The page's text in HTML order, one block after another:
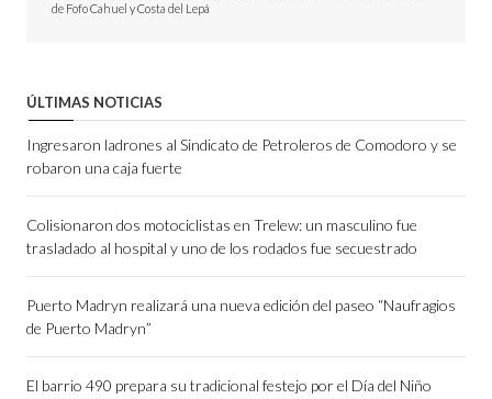
de Fofo Cahuel y Costa del Lepá
ÚLTIMAS NOTICIAS
Ingresaron ladrones al Sindicato de Petroleros de Comodoro y se
robaron una caja fuerte
Colisionaron dos motociclistas en Trelew: un masculino fue
trasladado al hospital y uno de los rodados fue secuestrado
Puerto Madryn realizará una nueva edición del paseo “Naufragios
de Puerto Madryn”
El barrio 490 prepara su tradicional festejo por el Día del Niño